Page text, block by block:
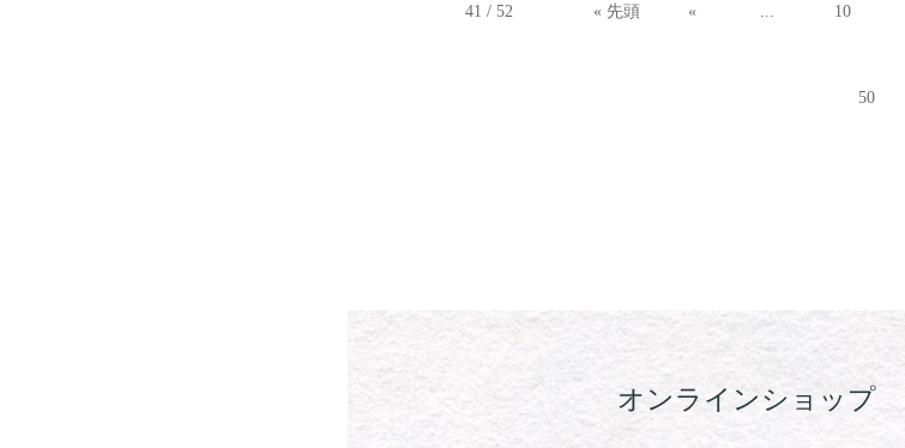
41 / 52 « 先頭 « 10
50
オンラインショップ